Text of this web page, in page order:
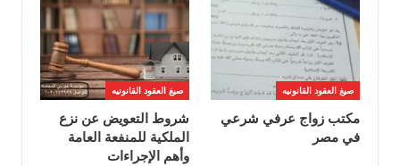
صيغ العقود القانونيه
مكتب زواج عرفي شرعي
في مصر
صيغ العقود القانونيه
شروط التعويض عن نزع
الملكية للمنفعة العامة
وأهم الإجراءات